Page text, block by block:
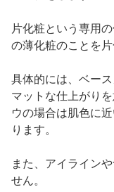
片化粧という専用
の薄化粧のことを片
具体的には、ベー
マットな仕上がり
ウの場合は肌色に
ります。
また、アイライン
せん。